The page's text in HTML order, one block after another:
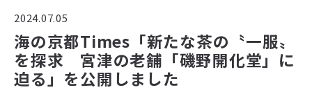
2024.07.05
海の京都Times「新たな茶の〝一服〟
を探求 宮津の老舗「磯野開化堂」に
迫る」を公開しました